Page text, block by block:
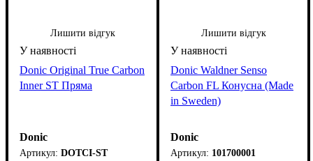
Лишити відгук
Donic Original True Carbon
Inner ST Пряма
Donic
DOTCI-ST
Лишити відгук
Donic Waldner Senso
Carbon FL Конусна (Made
in Sweden)
Donic
101700001